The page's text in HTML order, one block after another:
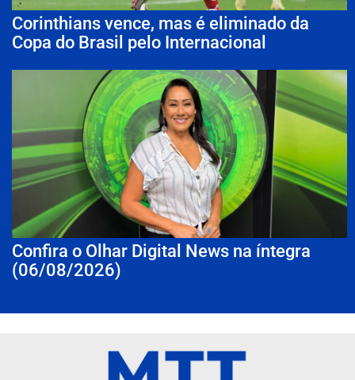
Corinthians vence, mas é eliminado da
Copa do Brasil pelo Internacional
Confira o Olhar Digital News na íntegra
(06/08/2026)